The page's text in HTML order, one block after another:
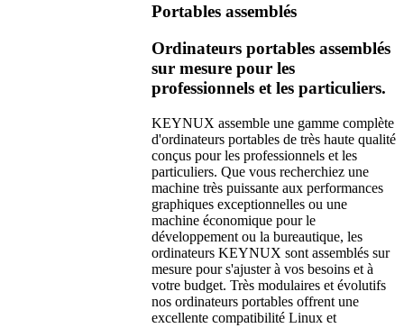
Portables assemblés
Ordinateurs portables assemblés
sur mesure pour les
professionnels et les particuliers.
KEYNUX assemble une gamme complète
d'ordinateurs portables de très haute qualité
conçus pour les professionnels et les
particuliers. Que vous recherchiez une
machine très puissante aux performances
graphiques exceptionnelles ou une
machine économique pour le
développement ou la bureautique, les
ordinateurs KEYNUX sont assemblés sur
mesure pour s'ajuster à vos besoins et à
votre budget. Très modulaires et évolutifs
nos ordinateurs portables offrent une
excellente compatibilité Linux et